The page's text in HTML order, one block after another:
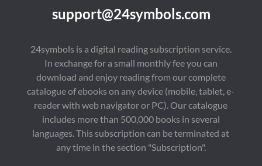
wird. Loomis ist
überzeugt davon, dass
Verkörperung des
Bösen ist – und dass er
nach Haddonfield
zurückgekehrt ist, um
das Entsetzliche zu
vollenden, was er
fünfzehn Jahre zuvor
John Carpenters
Halloween – Die Nacht
des Grauens (1978)
verschwindet. Voller
Eastbury auf das
nächste Opfer, und
jeder stellt sich die
Frage nach dem Grund
des Terrors.
Doch niemand ahnt
etwas vom Gott-
Der Roman Das Gott-
Projekt von Bestseller-
Autor John Saul
support@24symbols.com
24symbols is a digital reading subscription service.
In exchange for a small monthly fee you can
download and enjoy reading from our complete
catalogue of ebooks on any device (mobile, tablet, e-
reader with web navigator or PC). Our catalogue
includes more than 500,000 books in several
languages. This subscription can be terminated at
any time in the section "Subscription".